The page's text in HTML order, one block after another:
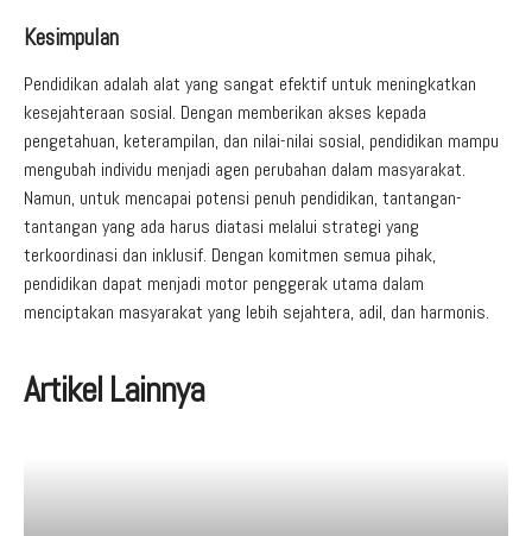
Kesimpulan
Pendidikan adalah alat yang sangat efektif untuk meningkatkan
kesejahteraan sosial. Dengan memberikan akses kepada
pengetahuan, keterampilan, dan nilai-nilai sosial, pendidikan mampu
mengubah individu menjadi agen perubahan dalam masyarakat.
Namun, untuk mencapai potensi penuh pendidikan, tantangan-
tantangan yang ada harus diatasi melalui strategi yang
terkoordinasi dan inklusif. Dengan komitmen semua pihak,
pendidikan dapat menjadi motor penggerak utama dalam
menciptakan masyarakat yang lebih sejahtera, adil, dan harmonis.
Artikel Lainnya